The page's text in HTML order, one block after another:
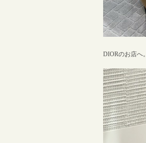
DIORのお店へ。